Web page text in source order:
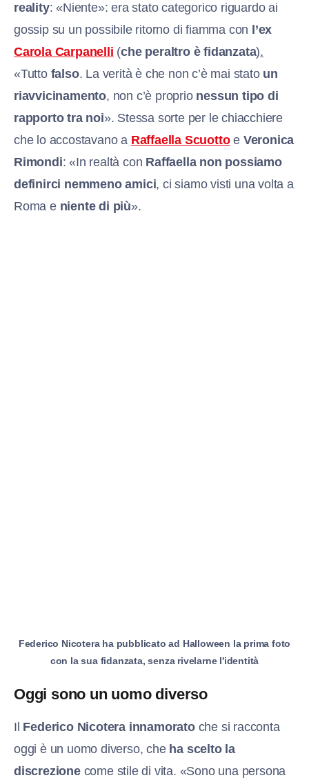
reality: «Niente»: era stato categorico riguardo ai
gossip su un possibile ritorno di fiamma con l’ex
Carola Carpanelli (che peraltro è fidanzata).
«Tutto falso. La verità è che non c’è mai stato un
riavvicinamento, non c’è proprio nessun tipo di
rapporto tra noi». Stessa sorte per le chiacchiere
che lo accostavano a Raffaella Scuottoe Veronica
Rimondi: «In realtà con Raffaella non possiamo
definirci nemmeno amici, ci siamo visti una volta a
Roma e niente di più».
Federico Nicotera ha pubblicato ad Halloween la prima foto
con la sua fidanzata, senza rivelarne l'identità
Oggi sono un uomo diverso
Il Federico Nicotera innamoratoche si racconta
oggi è un uomo diverso, che ha scelto la
discrezionecome stile di vita. «Sono una persona